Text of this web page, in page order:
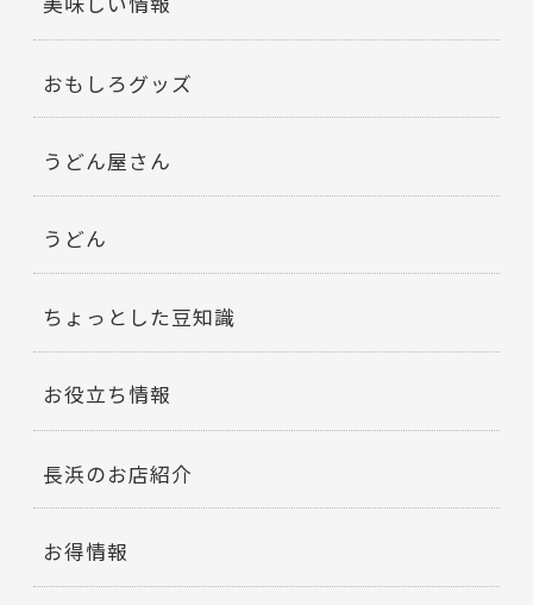
おもしろグッズ
うどん屋さん
うどん
ちょっとした豆知識
お役立ち情報
長浜のお店紹介
お得情報